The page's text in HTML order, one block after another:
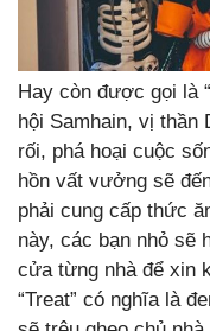
Hay còn được gọi là
hội Samhain, vị thần
rối, phá hoại cuộc
hồn vất vưởng sẽ
phải cung cấp thức
này, các bạn nhỏ sẽ
cửa từng nhà để xin
“Treat” có nghĩa là